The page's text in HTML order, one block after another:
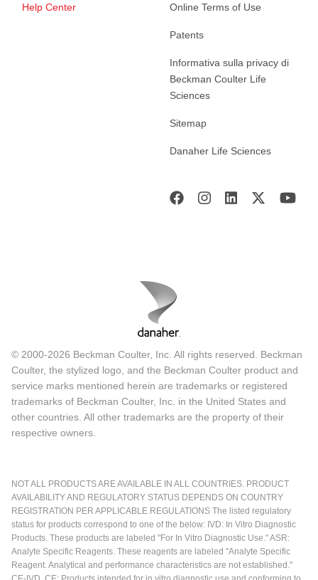
Help Center Online Terms of Use
Patents
Informativa sulla privacy di
Beckman Coulter Life
Sciences
Sitemap
Danaher Life Sciences
© 2000-2026 Beckman Coulter, Inc. All rights reserved. Beckman
Coulter, the stylized logo, and the Beckman Coulter product and
service marks mentioned herein are trademarks or registered
trademarks of Beckman Coulter, Inc. in the United States and
other countries. All other trademarks are the property of their
respective owners.
NOT ALL PRODUCTS ARE AVAILABLE IN ALL COUNTRIES. PRODUCT
AVAILABILITY AND REGULATORY STATUS DEPENDS ON COUNTRY
REGISTRATION PER APPLICABLE REGULATIONS The listed regulatory
status for products correspond to one of the below: IVD: In Vitro Diagnostic
Products. These products are labeled "For In Vitro Diagnostic Use." ASR:
Analyte Specific Reagents. These reagents are labeled "Analyte Specific
Reagent. Analytical and performance characteristics are not established."